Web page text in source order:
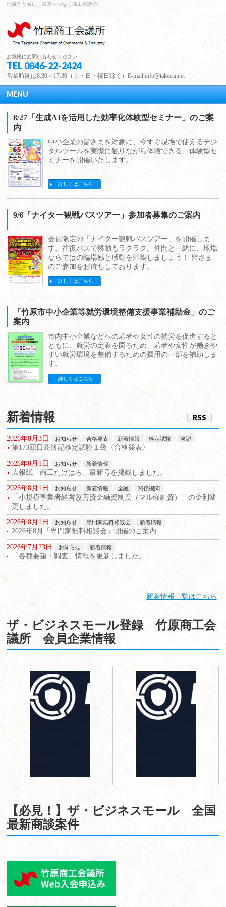
地域とともに、未来へつなぐ商工会議所
お気軽にお問い合わせください
TEL 0846-22-2424
営業時間は8:30～17:30（土・日・祝日除く）E-mail:info@takecci.net
MENU
8/27「生成AIを活用した効率化体験型セミナー」のご案
内
中小企業の皆さまを対象に、今すぐ現場で使えるデジ
タルツールを実際に触りながら体験できる、体験型セ
ミナーを開催いたします。
詳しくはこちら
9/6「ナイター観戦バスツアー」参加者募集のご案内
会員限定の「ナイター観戦バスツアー」を開催しま
す。往復バスで移動もラクラク。仲間と一緒に、球場
ならではの臨場感と感動を満喫しましょう！ 皆さま
のご参加をお待ちしております。
詳しくはこちら
「竹原市中小企業等就労環境整備支援事業補助金」のご
案内
市内中小企業などへの若者や女性の就労を促進すると
ともに、就労の定着を図るため、若者や女性が働きや
すい就労環境を整備するための費用の一部を補助しま
す。
詳しくはこちら
新着情報 RSS
2026年8月3日 お知らせ 合格発表 新着情報 検定試験 簿記
第173回日商簿記検定試験１級〈合格発表〉
2026年8月1日 お知らせ 新着情報
広報紙「商工たけはら」最新号を掲載しました。
2026年8月1日 お知らせ 新着情報 金融 関係機関
「小規模事業者経営改善資金融資制度（マル経融資）」の金利変
更しました。
2026年8月1日 お知らせ 専門家無料相談会 新着情報
2026年8月「専門家無料相談会」開催のご案内
2026年7月23日 お知らせ 新着情報
「各種要望・調査」情報を更新しました。
新着情報一覧はこちら
ザ・ビジネスモール登録 竹原商工会
議所 会員企業情報
【必見！】ザ・ビジネスモール 全国
最新商談案件